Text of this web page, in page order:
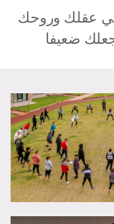
في عقلك وروحك